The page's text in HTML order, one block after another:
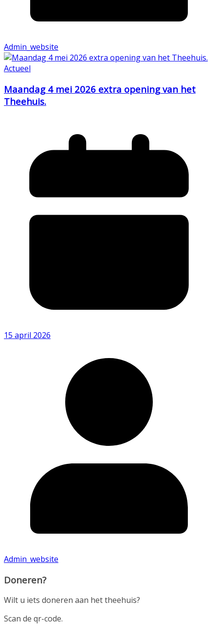
Admin_website
Actueel
Maandag 4 mei 2026 extra opening van het
Theehuis.
15 april 2026
Admin_website
Doneren?
Wilt u iets doneren aan het theehuis?
Scan de qr-code.